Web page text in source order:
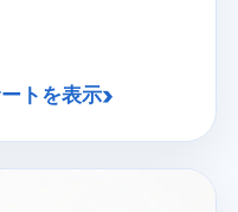
トを表示